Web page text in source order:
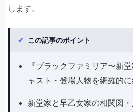
します。
✔ この記事のポイント
『ブラックファミリア〜新
ャスト・登場人物を網羅的
新堂家と早乙女家の相関図